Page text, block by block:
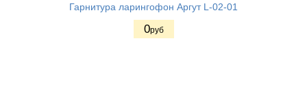
Гарнитура ларингофон Аргут L-02-01
0руб